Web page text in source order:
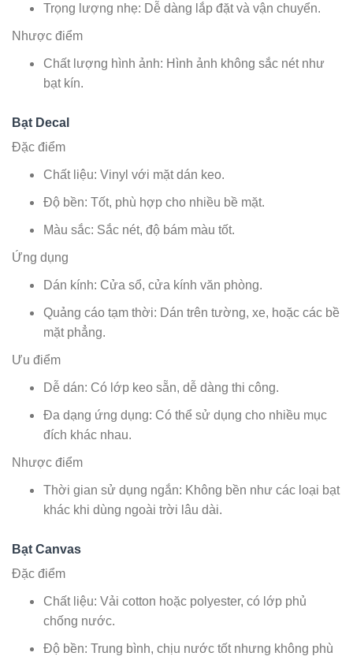
Trọng lượng nhẹ: Dễ dàng lắp đặt và vận chuyển.
Nhược điểm
Chất lượng hình ảnh: Hình ảnh không sắc nét như
bạt kín.
Bạt Decal
Đặc điểm
Chất liệu: Vinyl với mặt dán keo.
Độ bền: Tốt, phù hợp cho nhiều bề mặt.
Màu sắc: Sắc nét, độ bám màu tốt.
Ứng dụng
Dán kính: Cửa sổ, cửa kính văn phòng.
Quảng cáo tạm thời: Dán trên tường, xe, hoặc các bề
mặt phẳng.
Ưu điểm
Dễ dán: Có lớp keo sẵn, dễ dàng thi công.
Đa dạng ứng dụng: Có thể sử dụng cho nhiều mục
đích khác nhau.
Nhược điểm
Thời gian sử dụng ngắn: Không bền như các loại bạt
khác khi dùng ngoài trời lâu dài.
Bạt Canvas
Đặc điểm
Chất liệu: Vải cotton hoặc polyester, có lớp phủ
chống nước.
Độ bền: Trung bình, chịu nước tốt nhưng không phù